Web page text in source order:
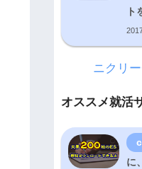
ト
ニクリ
オススメ就活
に